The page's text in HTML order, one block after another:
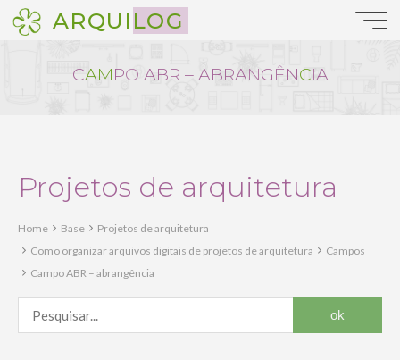
Pular
para
ARQUILOG
CAMPO ABR – ABRANGÊNCIA
Projetos de arquitetura
Home Base
Projetos de arquitetura
Como organizar arquivos digitais de projetos de arquitetura
Campos
Campo ABR – abrangência